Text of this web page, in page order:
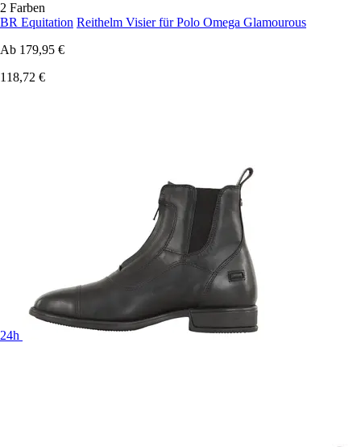
2 Farben
BR Equitation Reithelm Visier für Polo Omega Glamourous
Ab 179,95 €
118,72 €
24h